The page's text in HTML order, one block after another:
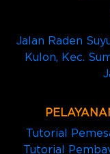
Jalan Raden
Kulon, Kec.
Tutorial
Tutorial